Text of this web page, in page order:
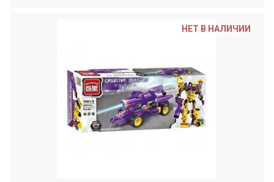
НЕТ В НАЛИЧИИ